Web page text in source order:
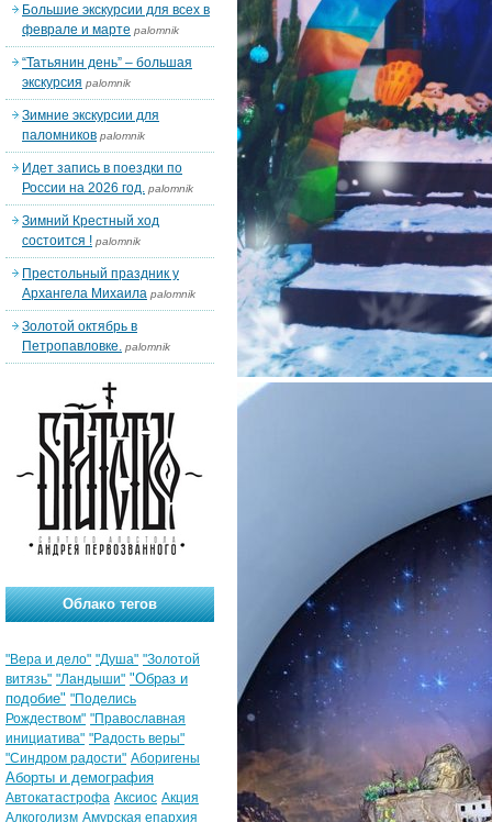
Большие экскурсии для всех в
феврале и марте palomnik
“Татьянин день” – большая
экскурсия palomnik
Зимние экскурсии для
паломников palomnik
Идет запись в поездки по
России на 2026 год. palomnik
Зимний Крестный ход
состоится ! palomnik
Престольный праздник у
Архангела Михаила palomnik
Золотой октябрь в
Петропавловке. palomnik
Облако тегов
"Вера и дело" "Душа" "Золотой
витязь" "Ландыши" "Образ и
подобие" "Поделись
Рождеством" "Православная
инициатива" "Радость веры"
"Синдром радости" Аборигены
Аборты и демография
Автокатастрофа Аксиос Акция
Алкоголизм Амурская епархия